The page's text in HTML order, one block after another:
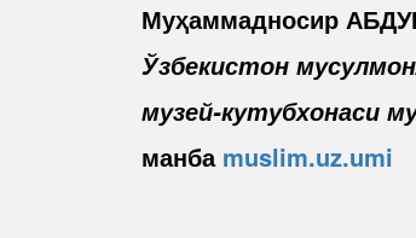
Муҳаммадносир
Ўзбекистон
музей-кутубхонаси
манба muslim.uz.umi